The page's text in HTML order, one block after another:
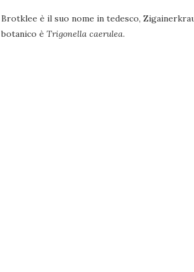
Brotklee è il suo nome in tedesco,
botanico è Trigonella caerulea.